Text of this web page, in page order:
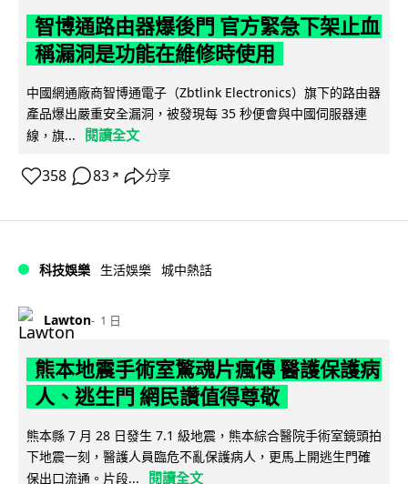
智博通路由器爆後門 官方緊急下架止血
稱漏洞是功能在維修時使用
中國網通廠商智博通電子（Zbtlink Electronics）旗下的路由器
產品爆出嚴重安全漏洞，被發現每 35 秒便會與中國伺服器連
線，旗...
閱讀全文
358 83 ↗ 分享
科技娛樂 生活娛樂 城中熱話
Lawton 1 日
熊本地震手術室驚魂片瘋傳 醫護保護病
人、逃生門 網民讚值得尊敬
熊本縣 7 月 28 日發生 7.1 級地震，熊本綜合醫院手術室鏡頭拍
下地震一刻，醫護人員臨危不亂保護病人，更馬上開逃生門確
保出口流通。片段...
閱讀全文